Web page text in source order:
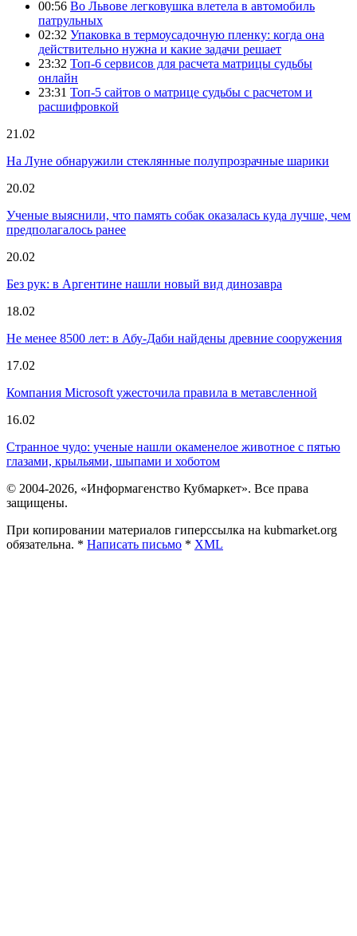
00:56 Во Львове легковушка влетела в автомобиль
патрульных
02:32 Упаковка в термоусадочную пленку: когда она
действительно нужна и какие задачи решает
23:32 Топ-6 сервисов для расчета матрицы судьбы
онлайн
23:31 Топ-5 сайтов о матрице судьбы с расчетом и
расшифровкой
21.02
На Луне обнаружили стеклянные полупрозрачные шарики
20.02
Ученые выяснили, что память собак оказалась куда лучше, чем
предполагалось ранее
20.02
Без рук: в Аргентине нашли новый вид динозавра
18.02
Не менее 8500 лет: в Абу-Даби найдены древние сооружения
17.02
Компания Microsoft ужесточила правила в метавсленной
16.02
Странное чудо: ученые нашли окаменелое животное с пятью
глазами, крыльями, шыпами и хоботом
© 2004-2026, «Информагенство Кубмаркет». Все права
защищены.
При копировании материалов гиперссылка на kubmarket.org
обязательна. * Написать письмо * XML